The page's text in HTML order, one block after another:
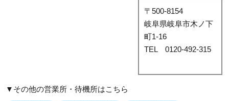
〒500-8154
岐阜県岐阜市木ノ下
町1-16
TEL 0120-492-315
▼その他の営業所・待機所はこちら